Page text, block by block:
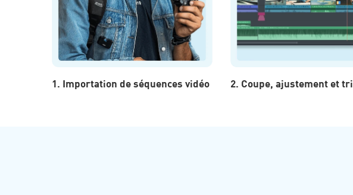
1. Importation de séquences vidéo 2. Coupe, ajustement et tri